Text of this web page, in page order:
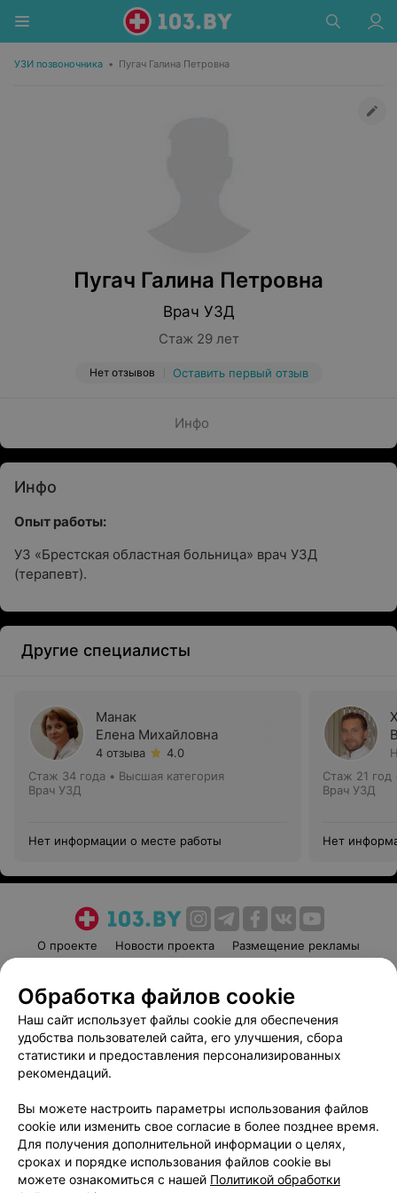
УЗИ позвоночника • Пугач Галина Петровна
Пугач Галина Петровна
Врач УЗД
Стаж 29 лет
Нет отзывов Оставить первый отзыв
Инфо
Инфо
Опыт работы:
УЗ «Брестская областная больница» врач УЗД
(терапевт).
Другие специалисты
Манак
Елена Михайловна
4 отзыва
4.0
Стаж 34 года • Высшая категория
Врач УЗД
Нет информации о месте работы
Стаж 21 год
Врач УЗД
Нет
О проекте Новости проекта
Размещение рекламы
Пользовательское соглашение
Способы оплаты
Вакансии
Партнеры
Написать руководителю 103.by
Обработка персональных данных
Обработка файлов cookie
Наш сайт использует файлы cookie для обеспечения
удобства пользователей сайта, его улучшения, сбора
статистики и предоставления персонализированных
рекомендаций.
Вы можете настроить параметры использования файлов
cookie или изменить свое согласие в более позднее время.
Для получения дополнительной информации о целях,
сроках и порядке использования файлов cookie вы
можете ознакомиться с нашей Политикой обработки